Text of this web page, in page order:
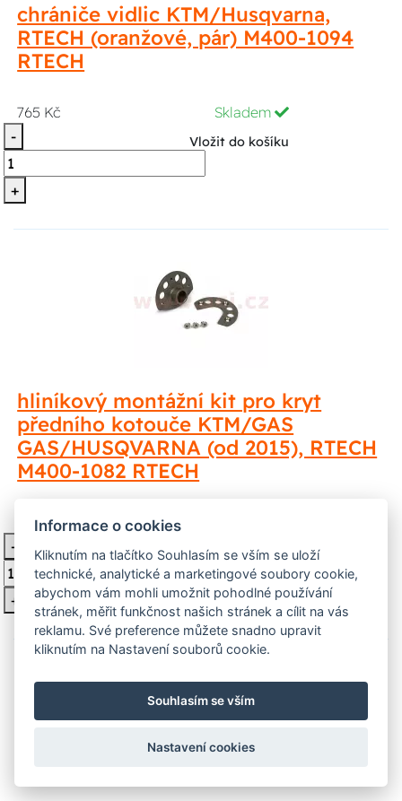
chrániče vidlic KTM/Husqvarna,
RTECH (oranžové, pár) M400-1094
RTECH
765 Kč
Skladem
-
+
Vložit do košíku
hliníkový montážní kit pro kryt
předního kotouče KTM/GAS
GAS/HUSQVARNA (od 2015), RTECH
M400-1082 RTECH
1 451 Kč
-
+
Vložit do košíku
Informace o cookies
Kliknutím na tlačítko Souhlasím se vším se uloží
technické, analytické a marketingové soubory cookie,
abychom vám mohli umožnit pohodlné používání
stránek, měřit funkčnost našich stránek a cílit na vás
reklamu. Své preference můžete snadno upravit
kliknutím na Nastavení souborů cookie.
Souhlasím se vším
Nastavení cookies